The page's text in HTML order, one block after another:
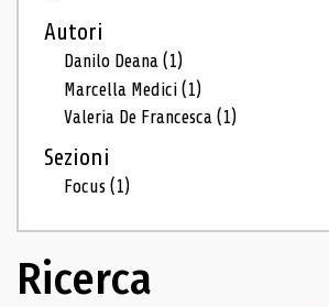
Autori
Danilo Deana(1)
Marcella Medici(1)
Valeria De Francesca(1)
Sezioni
Focus(1)
Ricerca